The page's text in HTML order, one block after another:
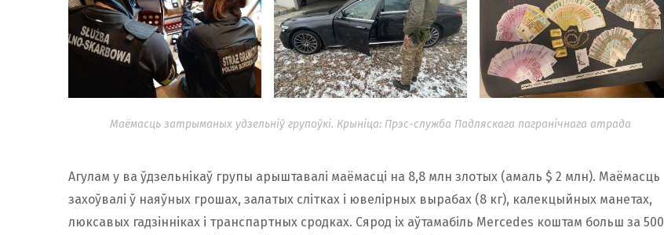
Маёмасць затрыманых удзельніў групоўкі. Крыніца: Прэс-служба Падляскага пагранічнага атрада
Агулам у ва ўдзельнікаў групы арыштавалі маёмасці на 8,8 млн злотых (амаль $ 2 млн). Маёмасць
захоўвалі ў наяўных грошах, залатых слітках і ювелірных вырабах (8 кг), калекцыйных манетах,
люксавых гадзінніках і транспартных сродках. Сярод іх аўтамабіль Mercedes коштам больш за 500